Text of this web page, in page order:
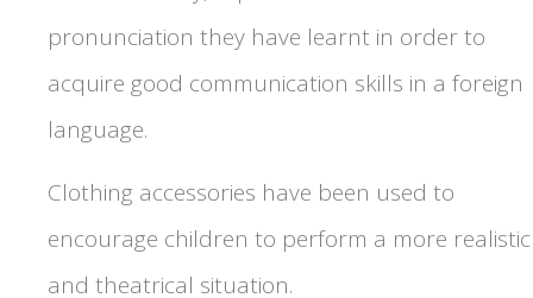
pronunciation they have learnt in order to
acquire good communication skills in a foreign
language.
Clothing accessories have been used to
encourage children to perform a more realistic
and theatrical situation.